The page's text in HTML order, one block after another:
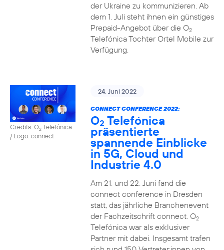
der Ukraine zu kommunizieren. Ab
dem 1. Juli steht ihnen ein günstiges
Prepaid-Angebot über die O2
Telefónica Tochter Ortel Mobile zur
Verfügung.
Credits: O2Telefónica
/ Logo: connect
24. Juni 2022
CONNECT CONFERENCE 2022:
O2 Telefónica
präsentierte
spannende Einblicke
in 5G, Cloud und
Industrie 4.0
Am 21. und 22. Juni fand die
connect conference in Dresden
statt, das jährliche Branchenevent
der Fachzeitschrift connect. O2
Telefónica war als exklusiver
Partner mit dabei. Insgesamt trafen